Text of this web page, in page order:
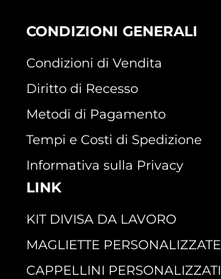
CONDIZIONI GENERALI
Condizioni di Vendita
Diritto di Recesso
Metodi di Pagamento
Tempi e Costi di Spedizione
Informativa sulla Privacy
LINK
KIT DIVISA DA LAVORO
MAGLIETTE PERSONALIZZATE
CAPPELLINI PERSONALIZZATI